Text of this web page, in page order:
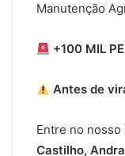
Manutenção
+100 MIL
Antes de
Entre no nosso
Castilho,